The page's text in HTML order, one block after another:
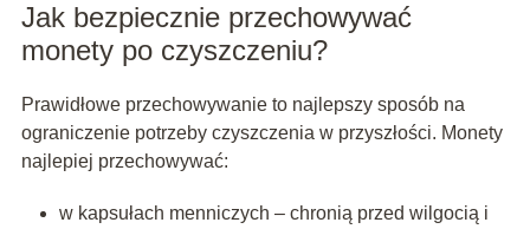
Jak bezpiecznie przechowywać
monety po czyszczeniu?
Prawidłowe przechowywanie to najlepszy sposób na
ograniczenie potrzeby czyszczenia w przyszłości. Monety
najlepiej przechowywać:
w kapsułach menniczych – chronią przed wilgocią i